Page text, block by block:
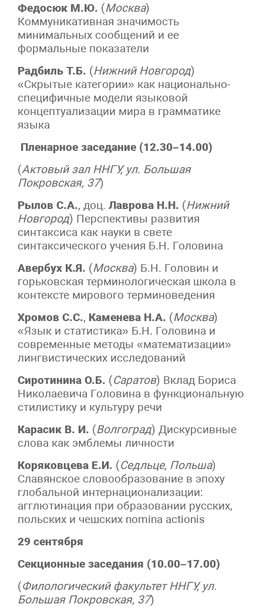
Федосюк М.Ю. (Москва)
Коммуникативная значимость
минимальных сообщений и ее
формальные показатели
Радбиль Т.Б. (Нижний Новгород)
«Скрытые категории» как национально-
специфичные модели языковой
концептуализации мира в грамматике
языка
Пленарное заседание (12.30–14.00)
(Актовый зал ННГУ, ул. Большая
Покровская, 37)
Рылов С.А., доц. Лаврова Н.Н. (Нижний
Новгород) Перспективы развития
синтаксиса как науки в свете
синтаксического учения Б.Н. Головина
Авербух К.Я. (Москва) Б.Н. Головин и
горьковская терминологическая школа в
контексте мирового терминоведения
Хромов С.С., Каменева Н.А. (Москва)
«Язык и статистика» Б.Н. Головина и
современные методы «математизации»
лингвистических исследований
Сиротинина О.Б. (Саратов) Вклад Бориса
Николаевича Головина в функциональную
стилистику и культуру речи
Карасик В. И. (Волгоград) Дискурсивные
слова как эмблемы личности
Коряковцева Е.И. (Седльце, Польша)
Славянское словообразование в эпоху
глобальной интернационализации:
агглютинация при образовании русских,
польских и чешских nomina actionis
29 сентября
Секционные заседания (10.00–17.00)
(Филологический факультет ННГУ, ул.
Большая Покровская, 37)